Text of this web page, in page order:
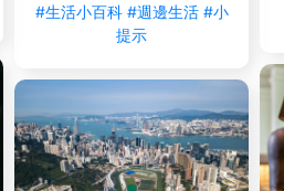
#生活小百科 #週邊生活 #小
提示